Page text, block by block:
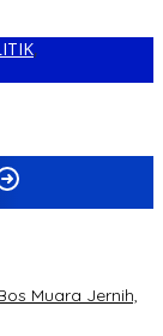
,
Muara Jernih,